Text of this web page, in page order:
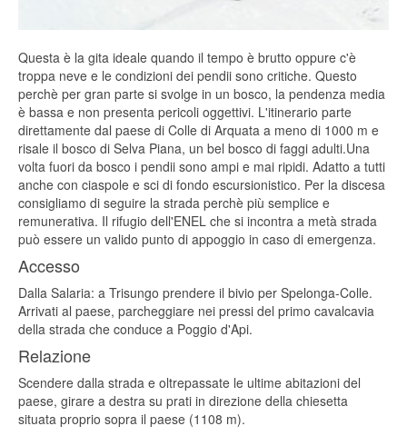
Questa è la gita ideale quando il tempo è brutto oppure c'è
troppa neve e le condizioni dei pendii sono critiche. Questo
perchè per gran parte si svolge in un bosco, la pendenza media
è bassa e non presenta pericoli oggettivi. L'itinerario parte
direttamente dal paese di Colle di Arquata a meno di 1000 m e
risale il bosco di Selva Piana, un bel bosco di faggi adulti.Una
volta fuori da bosco i pendii sono ampi e mai ripidi. Adatto a tutti
anche con ciaspole e sci di fondo escursionistico. Per la discesa
consigliamo di seguire la strada perchè più semplice e
remunerativa. Il rifugio dell'ENEL che si incontra a metà strada
può essere un valido punto di appoggio in caso di emergenza.
Accesso
Dalla Salaria: a Trisungo prendere il bivio per Spelonga-Colle.
Arrivati al paese, parcheggiare nei pressi del primo cavalcavia
della strada che conduce a Poggio d'Api.
Relazione
Scendere dalla strada e oltrepassate le ultime abitazioni del
paese, girare a destra su prati in direzione della chiesetta
situata proprio sopra il paese (1108 m).